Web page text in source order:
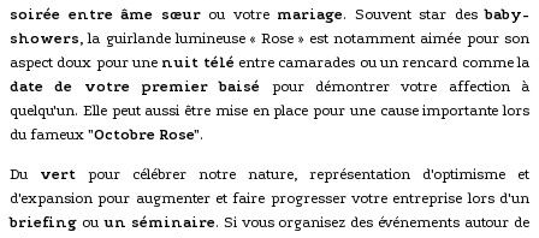
soirée entre âme sœurou votre mariage. Souvent star desbaby-
showers, la guirlande lumineuse « Rose » est notamment aimée pour son
aspect doux pour une nuit téléentre camarades ou un rencard comme la
date de votre premier baisé pour démontrer votre affection à
quelqu'un. Elle peut aussi être mise en place pour une cause importante lors
du fameux "Octobre Rose".
Du vert pour célébrer notre nature, représentation d'optimisme et
d'expansion pour augmenter et faire progresser votre entreprise lors d'un
briefing ou un séminaire. Si vous organisez des événements autour de